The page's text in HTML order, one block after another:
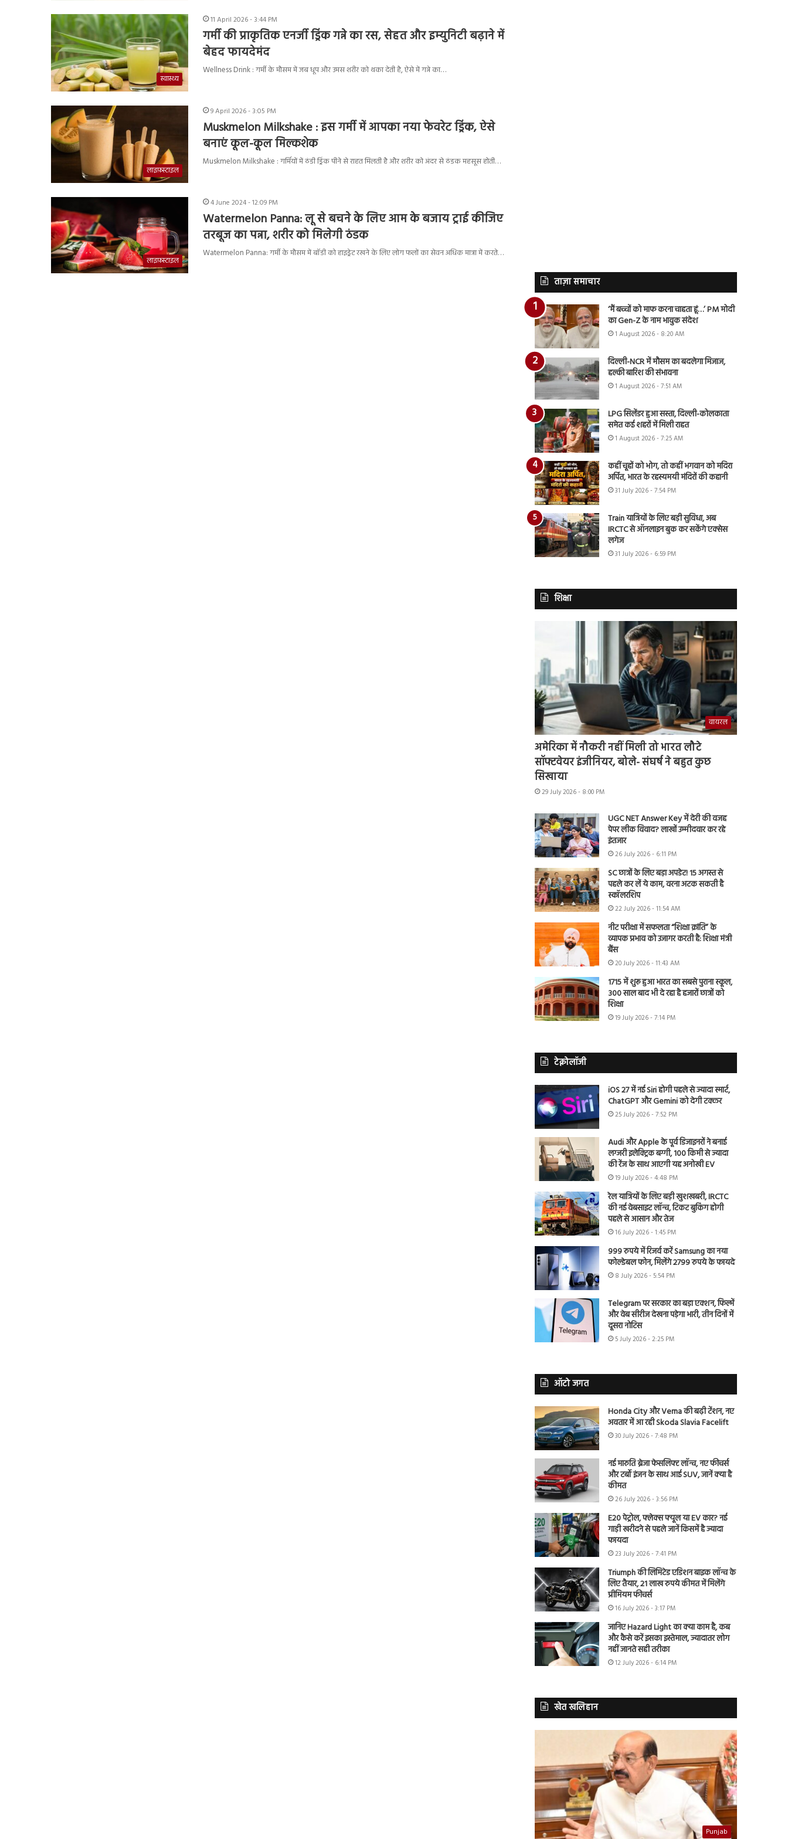
स्वास्थ्य
11 April 2026 - 3:44 PM
गर्मी की प्राकृतिक एनर्जी ड्रिंक गन्ने का रस, सेहत और इम्युनिटी बढ़ाने में
बेहद फायदेमंद
Wellness Drink : गर्मी के मौसम में जब धूप और उमस शरीर को थका देती है, ऐसे में गन्ने का…
लाइफ़स्टाइल
9 April 2026 - 3:05 PM
Muskmelon Milkshake : इस गर्मी में आपका नया फेवरेट ड्रिंक, ऐसे
बनाएं कूल-कूल मिल्कशेक
Muskmelon Milkshake : गर्मियों में ठंडी ड्रिंक पीने से राहत मिलती है और शरीर को अंदर से ठंडक महसूस होती…
लाइफ़स्टाइल
4 June 2024 - 12:09 PM
Watermelon Panna: लू से बचने के लिए आम के बजाय ट्राई कीजिए
तरबूज का पन्ना, शरीर को मिलेगी ठंडक
Watermelon Panna: गर्मी के मौसम में बॉडी को हाइड्रेट रखने के लिए लोग फलों का सेवन अधिक मात्रा में करते…
ताज़ा समाचार
‘मैं बच्चों को माफ करना चाहता हूं…’ PM मोदी
का Gen-Z के नाम भावुक संदेश
1 August 2026 - 8:20 AM
दिल्ली-NCR में मौसम का बदलेगा मिजाज,
हल्की बारिश की संभावना
1 August 2026 - 7:51 AM
LPG सिलेंडर हुआ सस्ता, दिल्ली-कोलकाता
समेत कई शहरों में मिली राहत
1 August 2026 - 7:25 AM
कहीं चूहों को भोग, तो कहीं भगवान को मदिरा
अर्पित, भारत के रहस्यमयी मंदिरों की कहानी
31 July 2026 - 7:54 PM
Train यात्रियों के लिए बड़ी सुविधा, अब
IRCTC से ऑनलाइन बुक कर सकेंगे एक्सेस
लगेज
31 July 2026 - 6:59 PM
शिक्षा
वायरल
अमेरिका में नौकरी नहीं मिली तो भारत लौटे
सॉफ्टवेयर इंजीनियर, बोले- संघर्ष ने बहुत कुछ
सिखाया
29 July 2026 - 8:00 PM
UGC NET Answer Key में देरी की वजह
पेपर लीक विवाद? लाखों उम्मीदवार कर रहे
इंतजार
26 July 2026 - 6:11 PM
SC छात्रों के लिए बड़ा अपडेट! 15 अगस्त से
पहले कर लें ये काम, वरना अटक सकती है
स्कॉलरशिप
22 July 2026 - 11:54 AM
नीट परीक्षा में सफलता “शिक्षा क्रांति” के
व्यापक प्रभाव को उजागर करती है: शिक्षा मंत्री
बैंस
20 July 2026 - 11:43 AM
1715 में शुरू हुआ भारत का सबसे पुराना स्कूल,
300 साल बाद भी दे रहा है हजारों छात्रों को
शिक्षा
19 July 2026 - 7:14 PM
टेक्नोलॉजी
iOS 27 में नई Siri होगी पहले से ज्यादा स्मार्ट,
ChatGPT और Gemini को देगी टक्कर
25 July 2026 - 7:52 PM
Audi और Apple के पूर्व डिजाइनरों ने बनाई
लग्जरी इलेक्ट्रिक बग्गी, 100 किमी से ज्यादा
की रेंज के साथ आएगी यह अनोखी EV
19 July 2026 - 4:48 PM
रेल यात्रियों के लिए बड़ी खुशखबरी, IRCTC
की नई वेबसाइट लॉन्च, टिकट बुकिंग होगी
पहले से आसान और तेज
16 July 2026 - 1:45 PM
999 रुपये में रिजर्व करें Samsung का नया
फोल्डेबल फोन, मिलेंगे 2799 रुपये के फायदे
8 July 2026 - 5:54 PM
Telegram पर सरकार का बड़ा एक्शन, फिल्में
और वेब सीरीज देखना पड़ेगा भारी, तीन दिनों में
दूसरा नोटिस
5 July 2026 - 2:25 PM
ऑटो जगत
Honda City और Verna की बढ़ी टेंशन, नए
अवतार में आ रही Skoda Slavia Facelift
30 July 2026 - 7:48 PM
नई मारुति ब्रेजा फेसलिफ्ट लॉन्च, नए फीचर्स
और टर्बो इंजन के साथ आई SUV, जानें क्या है
कीमत
26 July 2026 - 3:56 PM
E20 पेट्रोल, फ्लेक्स फ्यूल या EV कार? नई
गाड़ी खरीदने से पहले जानें किसमें है ज्यादा
फायदा
23 July 2026 - 7:41 PM
Triumph की लिमिटेड एडिशन बाइक लॉन्च के
लिए तैयार, 21 लाख रुपये कीमत में मिलेंगे
प्रीमियम फीचर्स
16 July 2026 - 3:17 PM
जानिए Hazard Light का क्या काम है, कब
और कैसे करें इसका इस्तेमाल, ज्यादातर लोग
नहीं जानते सही तरीका
12 July 2026 - 6:14 PM
खेत खलिहान
Punjab